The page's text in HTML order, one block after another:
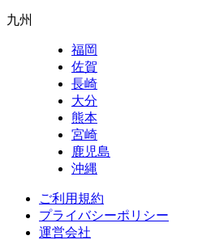
九州
福岡
佐賀
長崎
大分
熊本
宮崎
鹿児島
沖縄
ご利用規約
プライバシーポリシー
運営会社